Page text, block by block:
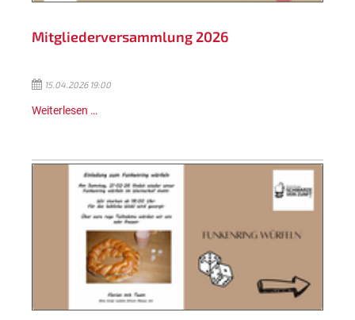
Mitgliederversammlung 2026
15.04.2026 19:00
Weiterlesen …